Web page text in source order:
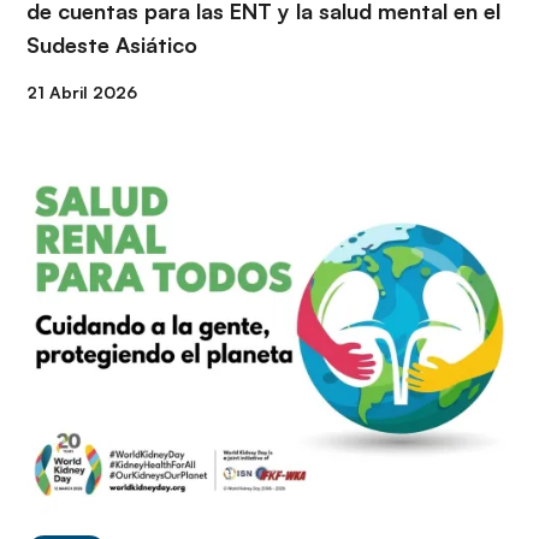
de cuentas para las ENT y la salud mental en el
Sudeste Asiático
21 Abril 2026